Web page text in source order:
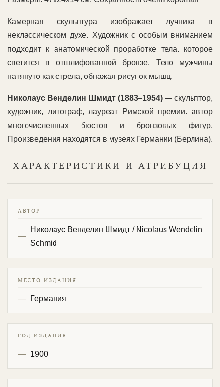
Камерная скульптура изображает лучника в
неклассическом духе. Художник с особым вниманием
подходит к анатомической проработке тела, которое
светится в отшлифованной бронзе. Тело мужчины
натянуто как стрела, обнажая рисунок мышц.
Николаус Венделин Шмидт (1883–1954) — скульптор,
художник, литограф, лауреат Римской премии. автор
многочисленных бюстов и бронзовых фигур.
Произведения находятся в музеях Германии (Берлина).
ХАРАКТЕРИСТИКИ И АТРИБУЦИЯ
АВТОР
Николаус Венделин Шмидт / Nicolaus Wendelin
Schmid
МЕСТО ИЗДАНИЯ
Германия
ГОД ИЗДАНИЯ
1900